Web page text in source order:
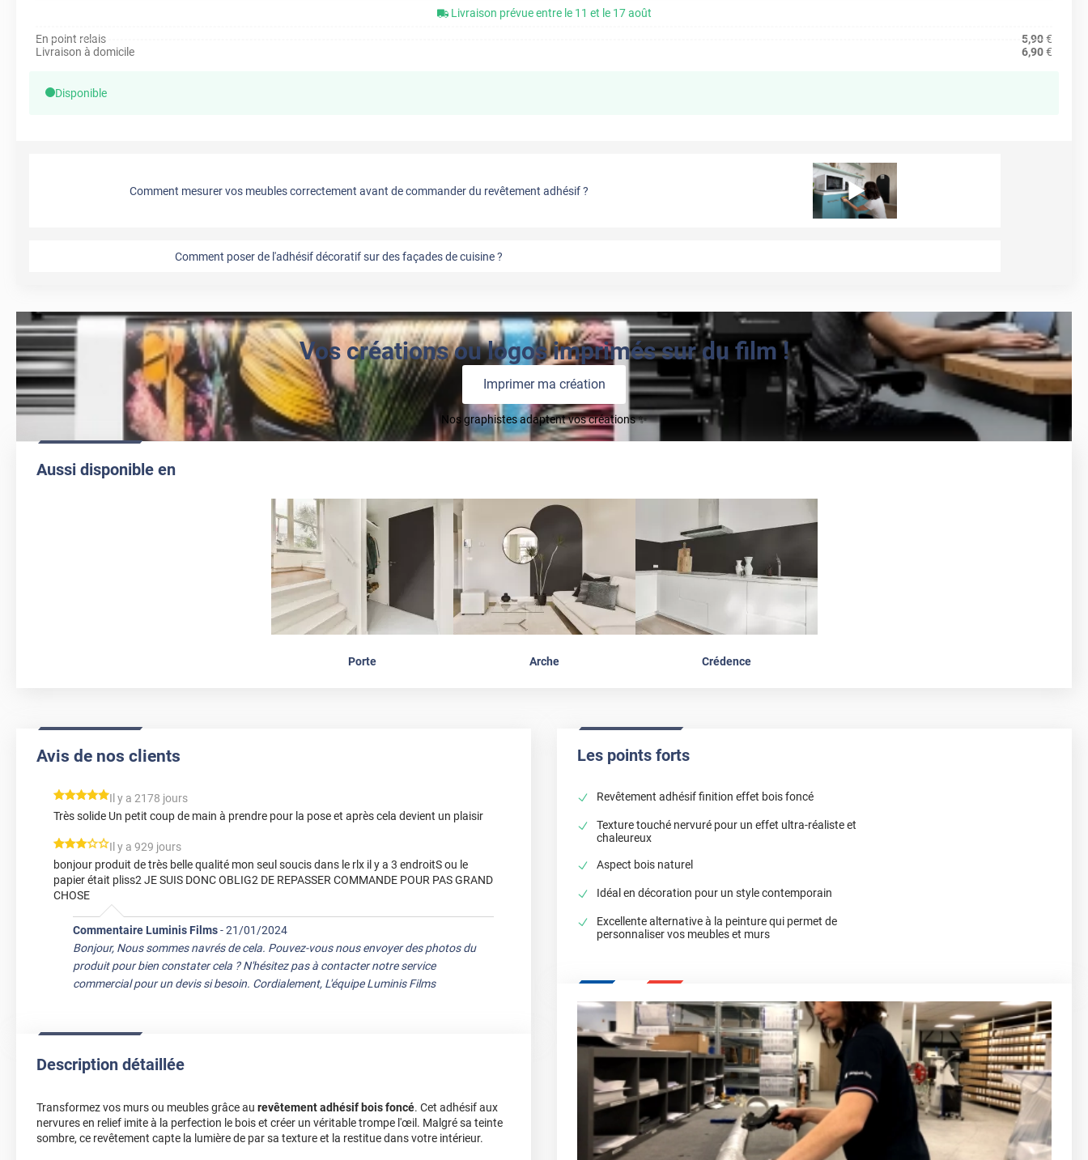
Livraison prévue entre le 11 et le 17 août
En point relais
5,90€
Livraison à domicile
6,90€
Disponible
Comment mesurer vos meubles correctement avant de commander du revêtement adhésif ?
Comment poser de l'adhésif décoratif sur des façades de cuisine ?
Vos créations ou logos imprimés sur du film !
Imprimer ma création
Nos graphistes adaptent vos créations ✨
Aussi disponible en
Porte Arche Crédence
Avis de nos clients
*****
Il y a 2178 jours
Très solide Un petit coup de main à prendre pour la pose et après cela devient un plaisir
*****Il y a 929 jours
bonjour produit de très belle qualité mon seul soucis dans le rlx il y a 3 endroitS ou le
papier était pliss2 JE SUIS DONC OBLIG2 DE REPASSER COMMANDE POUR PAS GRAND
CHOSE
Commentaire Luminis Films-21/01/2024
Bonjour, Nous sommes navrés de cela. Pouvez-vous nous envoyer des photos du
produit pour bien constater cela ? N'hésitez pas à contacter notre service
commercial pour un devis si besoin. Cordialement, L'équipe Luminis Films
Description détaillée
Transformez vos murs ou meubles grâce au revêtement adhésif bois foncé. Cet adhésif aux
nervures en relief imite à la perfection le bois et créer un véritable trompe l'œil. Malgré sa teinte
sombre, ce revêtement capte la lumière de par sa texture et la restitue dans votre intérieur.
Les points forts
Revêtement adhésif finition effet bois foncé
Texture touché nervuré pour un effet ultra-réaliste et
chaleureux
Aspect bois naturel
Idéal en décoration pour un style contemporain
Excellente alternative à la peinture qui permet de
personnaliser vos meubles et murs